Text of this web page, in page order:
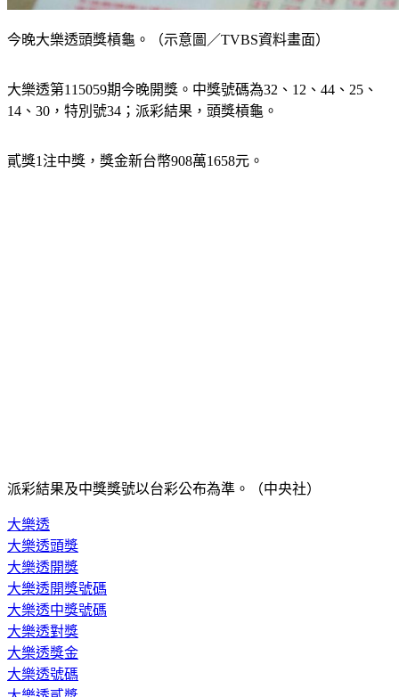
大樂透第115059期今晚開獎。中獎號碼為32、12、44、25、
大樂透
大樂透頭獎
大樂透開獎
大樂透開獎號碼
大樂透中獎號碼
大樂透對獎
大樂透獎金